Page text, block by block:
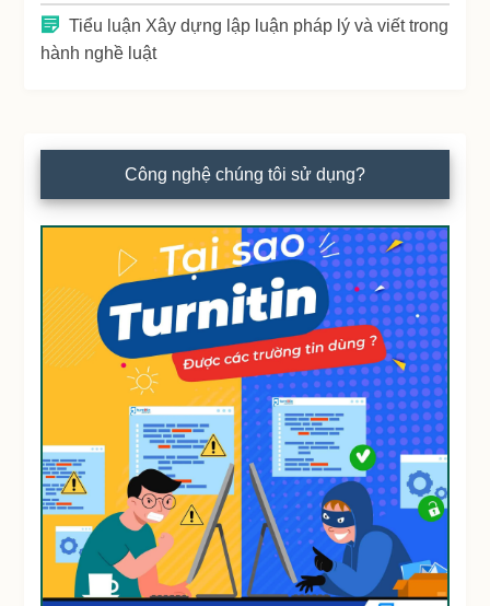
Tiểu luận Xây dựng lập luận pháp lý và viết trong
hành nghề luật
Công nghệ chúng tôi sử dụng?